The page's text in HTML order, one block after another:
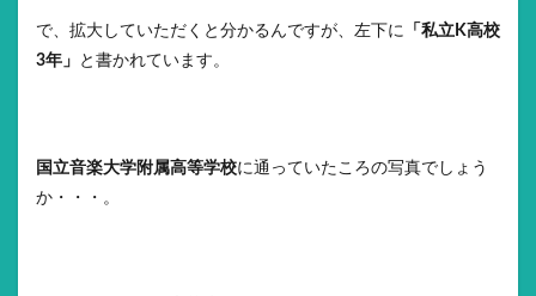
で、拡大していただくと分かるんですが、左下に 「私立K高校
3年」
と書かれています。
国立音楽大学附属高等学校に通っていたころの写真でしょう
か・・・。